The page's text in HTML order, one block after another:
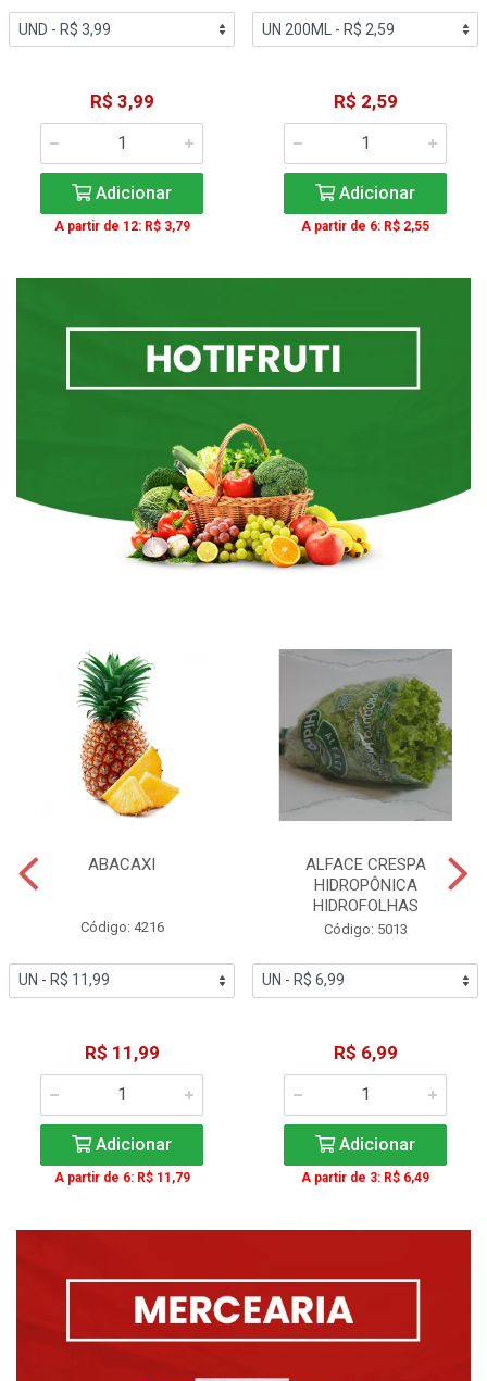
R$ 3,99
Adicionar
A partir de 12: R$ 3,79
R$ 2,59
Adicionar
A partir de 6: R$ 2,55
ABACAXI
Código: 4216
R$ 11,99
Adicionar
A partir de 6: R$ 11,79
ALFACE CRESPA
HIDROPÔNICA
HIDROFOLHAS
Código: 5013
R$ 6,99
Adicionar
A partir de 3: R$ 6,49